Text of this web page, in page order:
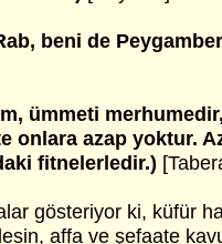
beni de
ümmeti
onlara azap yoktur.
fitnelerledir.)
gösteriyor ki, küfür
affa ve şefaate